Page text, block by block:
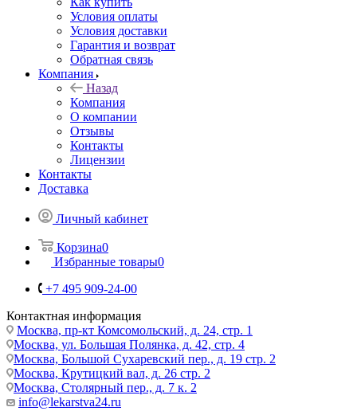
Условия оплаты
Условия доставки
Гарантия и возврат
Обратная связь
Компания
Назад
Компания
О компании
Отзывы
Контакты
Лицензии
Контакты
Доставка
Личный кабинет
Корзина0
Избранные товары0
+7 495 909-24-00
Контактная информация
Москва, пр-кт Комсомольский, д. 24, стр. 1
Москва, ул. Большая Полянка, д. 42, стр. 4
Москва, Большой Сухаревский пер., д. 19 стр. 2
Москва, Крутицкий вал, д. 26 стр. 2
Москва, Столярный пер., д. 7 к. 2
info@lekarstva24.ru